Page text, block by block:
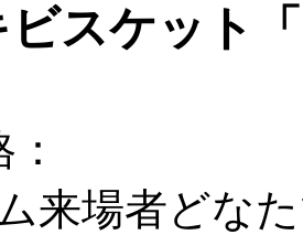
スケット
来場者どな